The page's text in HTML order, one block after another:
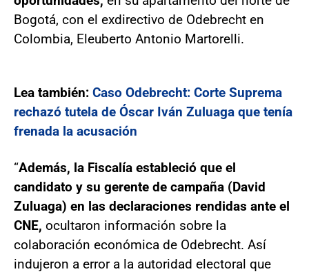
Bogotá, con el exdirectivo de Odebrecht en
Colombia, Eleuberto Antonio Martorelli.
Lea también: Caso Odebrecht: Corte Suprema
rechazó tutela de Óscar Iván Zuluaga que tenía
frenada la acusación
“Además, la Fiscalía estableció que el
candidato y su gerente de campaña (David
Zuluaga) en las declaraciones rendidas ante el
CNE, ocultaron información sobre la
colaboración económica de Odebrecht. Así
indujeron a error a la autoridad electoral que